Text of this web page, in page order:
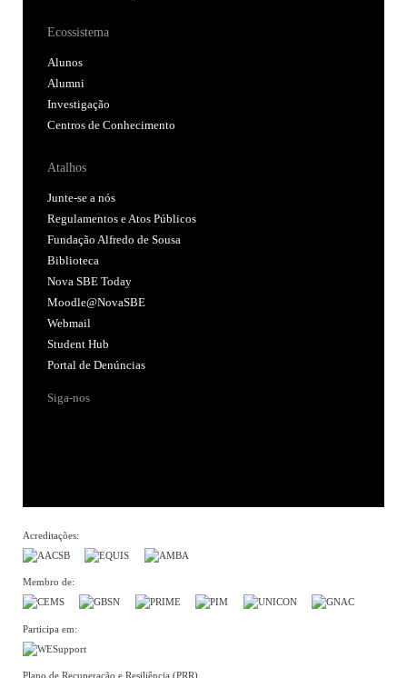
Ecossistema
Alunos
Alumni
Investigação
Centros de Conhecimento
Atalhos
Junte-se a nós
Regulamentos e Atos Públicos
Fundação Alfredo de Sousa
Biblioteca
Nova SBE Today
Moodle@NovaSBE
Webmail
Student Hub
Portal de Denúncias
Siga-nos
Acreditações:
Membro de:
Participa em:
Plano de Recuperação e Resiliência (PRR)